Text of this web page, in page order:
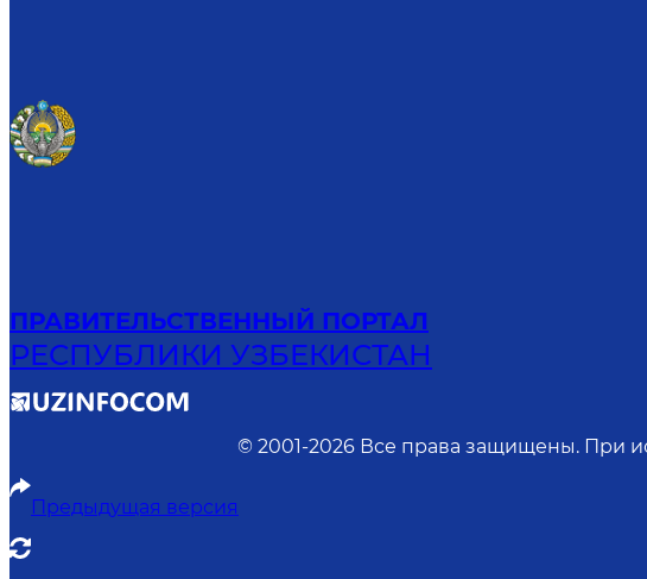
ПРАВИТЕЛЬСТВЕННЫЙ ПОРТАЛ
РЕСПУБЛИКИ УЗБЕКИСТАН
© 2001-2026 Все права защищены. При
Предыдущая версия